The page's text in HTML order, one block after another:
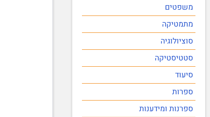
משפטים
מתמטיקה
סוציולוגיה
סטטיסטיקה
סיעוד
ספרות
ספרנות ומידענות